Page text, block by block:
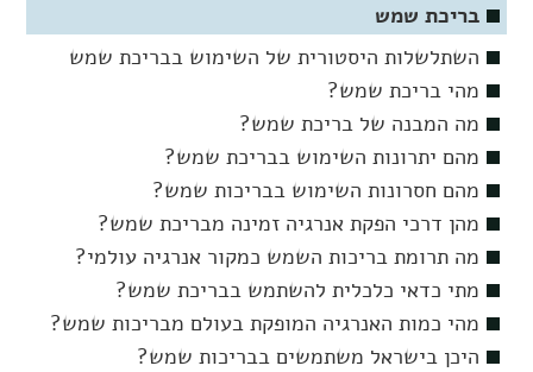
בריכת שמש
השתלשלות היסטורית של השימוש בבריכת שמש
מהי בריכת שמש?
מה המבנה של בריכת שמש?
מהם יתרונות השימוש בבריכת שמש?
מהם חסרונות השימוש בבריכות שמש?
מהן דרכי הפקת אנרגיה זמינה מבריכת שמש?
מה תרומת בריכות השמש כמקור אנרגיה עולמי?
מתי כדאי כלכלית להשתמש בבריכת שמש?
מהי כמות האנרגיה המופקת בעולם מבריכות שמש?
היכן בישראל משתמשים בבריכות שמש?